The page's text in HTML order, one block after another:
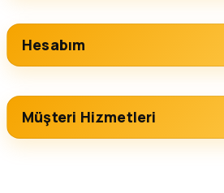
Hesabım
Müşteri Hizmetleri